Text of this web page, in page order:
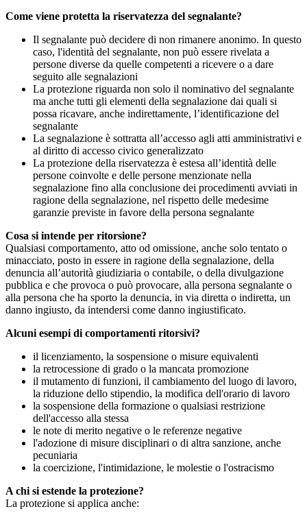
Come viene protetta la riservatezza del segnalante?
Il segnalante può decidere di non rimanere anonimo. In questo
caso, l'identità del segnalante, non può essere rivelata a
persone diverse da quelle competenti a ricevere o a dare
seguito alle segnalazioni
La protezione riguarda non solo il nominativo del segnalante
ma anche tutti gli elementi della segnalazione dai quali si
possa ricavare, anche indirettamente, l’identificazione del
segnalante
La segnalazione è sottratta all’accesso agli atti amministrativi e
al diritto di accesso civico generalizzato
La protezione della riservatezza è estesa all’identità delle
persone coinvolte e delle persone menzionate nella
segnalazione fino alla conclusione dei procedimenti avviati in
ragione della segnalazione, nel rispetto delle medesime
garanzie previste in favore della persona segnalante
Cosa si intende per ritorsione?
Qualsiasi comportamento, atto od omissione, anche solo tentato o
minacciato, posto in essere in ragione della segnalazione, della
denuncia all’autorità giudiziaria o contabile, o della divulgazione
pubblica e che provoca o può provocare, alla persona segnalante o
alla persona che ha sporto la denuncia, in via diretta o indiretta, un
danno ingiusto, da intendersi come danno ingiustificato.
Alcuni esempi di comportamenti ritorsivi?
il licenziamento, la sospensione o misure equivalenti
la retrocessione di grado o la mancata promozione
il mutamento di funzioni, il cambiamento del luogo di lavoro,
la riduzione dello stipendio, la modifica dell'orario di lavoro
la sospensione della formazione o qualsiasi restrizione
dell'accesso alla stessa
le note di merito negative o le referenze negative
l'adozione di misure disciplinari o di altra sanzione, anche
pecuniaria
la coercizione, l'intimidazione, le molestie o l'ostracismo
A chi si estende la protezione?
La protezione si applica anche: